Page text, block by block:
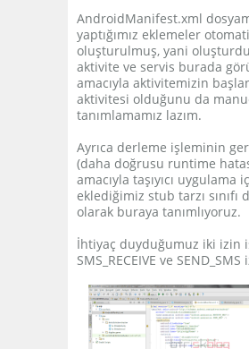
AndroidManifest.xml
yaptığımız eklemeler
oluşturulmuş, yani
aktivite ve servis burada
amacıyla aktivitemizin
aktivitesi olduğunu da
tanımlamamız lazım.
Ayrıca derleme işleminin
(daha doğrusu runtime
amacıyla taşıyıcı uygulama
eklediğimiz stub tarzı sınıfı
olarak buraya tanımlıyoruz.
İhtiyaç duyduğumuz iki izin
SMS_RECEIVE ve